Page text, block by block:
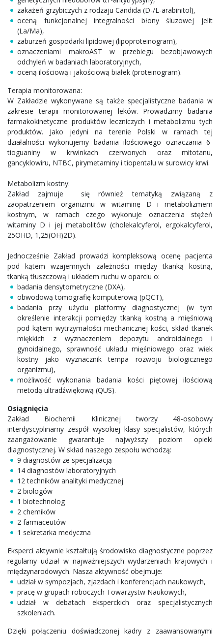
zakażeń grzybiczych z rodzaju Candida (D-/L-arabinitol),
oceną funkcjonalnej integralności błony śluzowej jelit
(La/Ma),
zaburzeń gospodarki lipidowej (lipoproteinogram),
oznaczeniami makroAST w przebiegu bezobjawowych
odchyleń w badaniach laboratoryjnych,
oceną ilościową i jakościową białek (proteinogram).
Terapia monitorowana:
W Zakładzie wykonywane są także specjalistyczne badania w
zakresie terapii monitorowanej leków. Prowadzimy badania
farmakokinetyczne produktów leczniczych i metabolizmu tych
produktów. Jako jedyni na terenie Polski w ramach tej
działalności wykonujemy badania ilościowego oznaczania 6-
tioguaniny w krwinkach czerwonych oraz mitotanu,
gancyklowiru, NTBC, pirymetaminy i tiopentalu w surowicy krwi.
Metabolizm kostny:
Zakład zajmuje się również tematyką związaną z
zaopatrzeniem organizmu w witaminę D i metabolizmem
kostnym, w ramach czego wykonuje oznaczenia stężeń
witaminy D i jej metabolitów (cholekalcyferol, ergokalcyferol,
25OHD, 1,25(OH)2D).
Jednocześnie Zakład prowadzi kompleksową ocenę pacjenta
pod kątem wzajemnych zależności między tkanką kostną,
tkanką tłuszczową i układem ruchu w oparciu o:
badania densytometryczne (DXA),
obwodową tomografię komputerową (pQCT),
badania przy użyciu platformy diagnostycznej (w tym
określenie interakcji pomiędzy tkanką kostną a mięśniową
pod kątem wytrzymałości mechanicznej kości, skład tkanek
miękkich z wyznaczeniem depozytu androidalnego i
gynoidalnego, sprawność układu mięśniowego oraz wiek
kostny jako wyznacznik tempa rozwoju biologicznego
organizmu),
możliwość wykonania badania kości piętowej ilościową
metodą ultradźwiękową (QUS).
Osiągnięcia
Zakład Biochemii Klinicznej tworzy 48-osobowy
interdyscyplinarny zespół wysokiej klasy specjalistów, których
zaangażowanie gwarantuje najwyższy poziom opieki
diagnostycznej. W skład naszego zespołu wchodzą:
9 diagnostów ze specjalizacją
14 diagnostów laboratoryjnych
12 techników analityki medycznej
2 biologów
1 biotechnolog
2 chemików
2 farmaceutów
1 sekretarka medyczna
Eksperci aktywnie kształtują środowisko diagnostyczne poprzez
regularny udział w najważniejszych wydarzeniach krajowych i
międzynarodowych. Nasza aktywność obejmuje:
udział w sympozjach, zjazdach i konferencjach naukowych,
pracę w grupach roboczych Towarzystw Naukowych,
udział w debatach eksperckich oraz specjalistycznych
szkoleniach.
Dzięki połączeniu doświadczonej kadry z zaawansowanymi